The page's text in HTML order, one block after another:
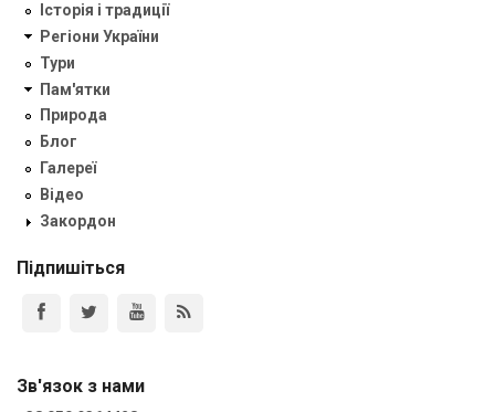
Історія і традиції
Регіони України
Тури
Пам'ятки
Природа
Блог
Галереї
Відео
Закордон
Підпишіться
Зв'язок з нами